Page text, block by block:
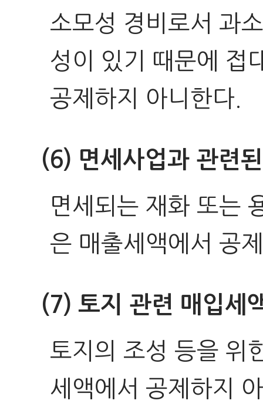
소모성 경비로서 과
성이 있기 때문에 접
공제하지 아니한다.
(6) 면세사업과 관련
면세되는 재화 또는
은 매출세액에서 공
(7) 토지 관련 매입세
토지의 조성 등을 위
세액에서 공제하지